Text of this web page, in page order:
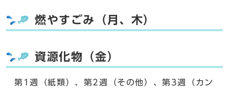
燃やすごみ（月、木）
資源化物（金）
第1週（紙類）、第2週（その他）、第3週（カン